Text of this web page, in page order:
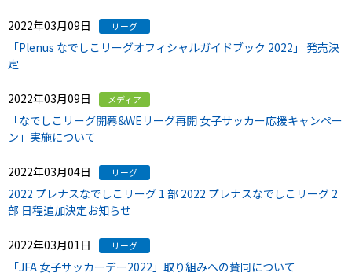
2022年03月09日 リーグ
「Plenus なでしこリーグオフィシャルガイドブック 2022」 発売決
定
2022年03月09日 メディア
「なでしこリーグ開幕&WEリーグ再開 女子サッカー応援キャンペー
ン」実施について
2022年03月04日 リーグ
2022 プレナスなでしこリーグ 1 部 2022 プレナスなでしこリーグ 2
部 日程追加決定お知らせ
2022年03月01日 リーグ
「JFA 女子サッカーデー2022」取り組みへの賛同について